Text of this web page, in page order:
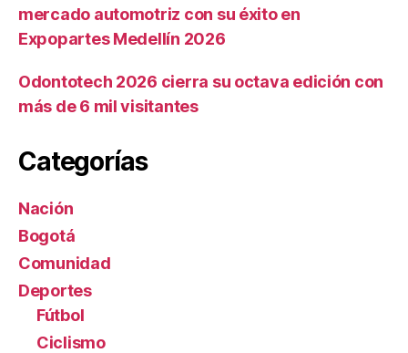
mercado automotriz con su éxito en
Expopartes Medellín 2026
Odontotech 2026 cierra su octava edición con
más de 6 mil visitantes
Categorías
Nación
Bogotá
Comunidad
Deportes
Fútbol
Ciclismo